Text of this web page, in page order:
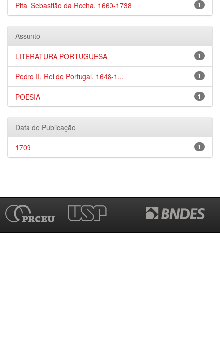
1
Pita, Sebastião da Rocha, 1660-1738
Assunto
1
LITERATURA PORTUGUESA
1
Pedro II, Rei de Portugal, 1648-1...
1
POESIA
Data de Publicação
1
1709